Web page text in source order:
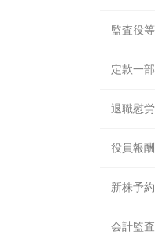
監査役
定款一
退職慰
役員報
新株予
会計監